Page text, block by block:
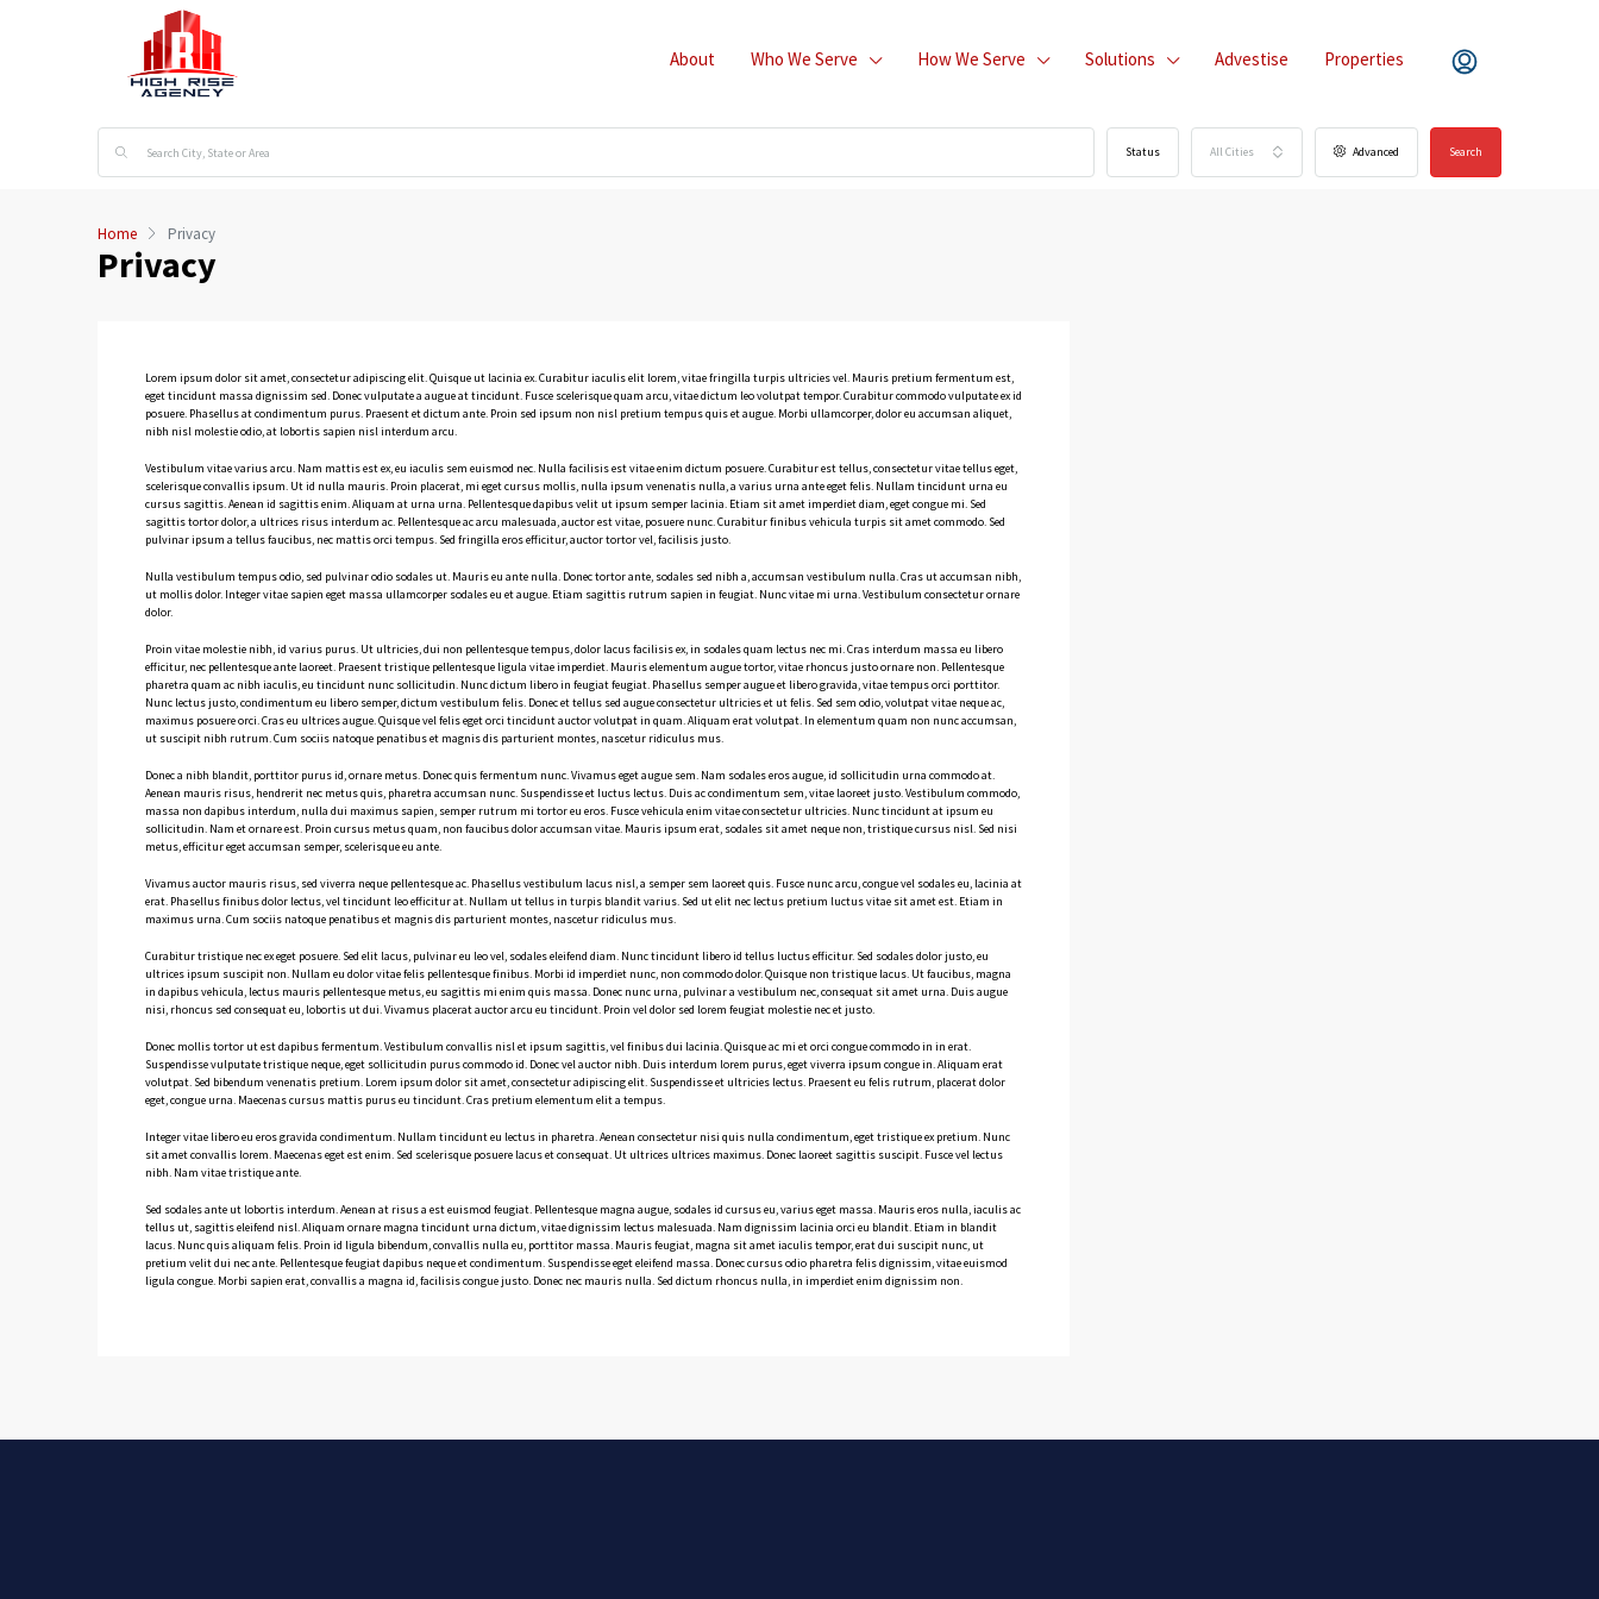
About Who We Serve How We Serve Solutions Advestise Properties
Status All Cities Advanced Search
Home Privacy
Privacy
Lorem ipsum dolor sit amet, consectetur adipiscing elit. Quisque ut lacinia ex. Curabitur iaculis elit lorem, vitae fringilla turpis ultricies vel. Mauris pretium fermentum est,
eget tincidunt massa dignissim sed. Donec vulputate a augue at tincidunt. Fusce scelerisque quam arcu, vitae dictum leo volutpat tempor. Curabitur commodo vulputate ex id
posuere. Phasellus at condimentum purus. Praesent et dictum ante. Proin sed ipsum non nisl pretium tempus quis et augue. Morbi ullamcorper, dolor eu accumsan aliquet,
nibh nisl molestie odio, at lobortis sapien nisl interdum arcu.
Vestibulum vitae varius arcu. Nam mattis est ex, eu iaculis sem euismod nec. Nulla facilisis est vitae enim dictum posuere. Curabitur est tellus, consectetur vitae tellus eget,
scelerisque convallis ipsum. Ut id nulla mauris. Proin placerat, mi eget cursus mollis, nulla ipsum venenatis nulla, a varius urna ante eget felis. Nullam tincidunt urna eu
cursus sagittis. Aenean id sagittis enim. Aliquam at urna urna. Pellentesque dapibus velit ut ipsum semper lacinia. Etiam sit amet imperdiet diam, eget congue mi. Sed
sagittis tortor dolor, a ultrices risus interdum ac. Pellentesque ac arcu malesuada, auctor est vitae, posuere nunc. Curabitur finibus vehicula turpis sit amet commodo. Sed
pulvinar ipsum a tellus faucibus, nec mattis orci tempus. Sed fringilla eros efficitur, auctor tortor vel, facilisis justo.
Nulla vestibulum tempus odio, sed pulvinar odio sodales ut. Mauris eu ante nulla. Donec tortor ante, sodales sed nibh a, accumsan vestibulum nulla. Cras ut accumsan nibh,
ut mollis dolor. Integer vitae sapien eget massa ullamcorper sodales eu et augue. Etiam sagittis rutrum sapien in feugiat. Nunc vitae mi urna. Vestibulum consectetur ornare
dolor.
Proin vitae molestie nibh, id varius purus. Ut ultricies, dui non pellentesque tempus, dolor lacus facilisis ex, in sodales quam lectus nec mi. Cras interdum massa eu libero
efficitur, nec pellentesque ante laoreet. Praesent tristique pellentesque ligula vitae imperdiet. Mauris elementum augue tortor, vitae rhoncus justo ornare non. Pellentesque
pharetra quam ac nibh iaculis, eu tincidunt nunc sollicitudin. Nunc dictum libero in feugiat feugiat. Phasellus semper augue et libero gravida, vitae tempus orci porttitor.
Nunc lectus justo, condimentum eu libero semper, dictum vestibulum felis. Donec et tellus sed augue consectetur ultricies et ut felis. Sed sem odio, volutpat vitae neque ac,
maximus posuere orci. Cras eu ultrices augue. Quisque vel felis eget orci tincidunt auctor volutpat in quam. Aliquam erat volutpat. In elementum quam non nunc accumsan,
ut suscipit nibh rutrum. Cum sociis natoque penatibus et magnis dis parturient montes, nascetur ridiculus mus.
Donec a nibh blandit, porttitor purus id, ornare metus. Donec quis fermentum nunc. Vivamus eget augue sem. Nam sodales eros augue, id sollicitudin urna commodo at.
Aenean mauris risus, hendrerit nec metus quis, pharetra accumsan nunc. Suspendisse et luctus lectus. Duis ac condimentum sem, vitae laoreet justo. Vestibulum commodo,
massa non dapibus interdum, nulla dui maximus sapien, semper rutrum mi tortor eu eros. Fusce vehicula enim vitae consectetur ultricies. Nunc tincidunt at ipsum eu
sollicitudin. Nam et ornare est. Proin cursus metus quam, non faucibus dolor accumsan vitae. Mauris ipsum erat, sodales sit amet neque non, tristique cursus nisl. Sed nisi
metus, efficitur eget accumsan semper, scelerisque eu ante.
Vivamus auctor mauris risus, sed viverra neque pellentesque ac. Phasellus vestibulum lacus nisl, a semper sem laoreet quis. Fusce nunc arcu, congue vel sodales eu, lacinia at
erat. Phasellus finibus dolor lectus, vel tincidunt leo efficitur at. Nullam ut tellus in turpis blandit varius. Sed ut elit nec lectus pretium luctus vitae sit amet est. Etiam in
maximus urna. Cum sociis natoque penatibus et magnis dis parturient montes, nascetur ridiculus mus.
Curabitur tristique nec ex eget posuere. Sed elit lacus, pulvinar eu leo vel, sodales eleifend diam. Nunc tincidunt libero id tellus luctus efficitur. Sed sodales dolor justo, eu
ultrices ipsum suscipit non. Nullam eu dolor vitae felis pellentesque finibus. Morbi id imperdiet nunc, non commodo dolor. Quisque non tristique lacus. Ut faucibus, magna
in dapibus vehicula, lectus mauris pellentesque metus, eu sagittis mi enim quis massa. Donec nunc urna, pulvinar a vestibulum nec, consequat sit amet urna. Duis augue
nisi, rhoncus sed consequat eu, lobortis ut dui. Vivamus placerat auctor arcu eu tincidunt. Proin vel dolor sed lorem feugiat molestie nec et justo.
Donec mollis tortor ut est dapibus fermentum. Vestibulum convallis nisl et ipsum sagittis, vel finibus dui lacinia. Quisque ac mi et orci congue commodo in in erat.
Suspendisse vulputate tristique neque, eget sollicitudin purus commodo id. Donec vel auctor nibh. Duis interdum lorem purus, eget viverra ipsum congue in. Aliquam erat
volutpat. Sed bibendum venenatis pretium. Lorem ipsum dolor sit amet, consectetur adipiscing elit. Suspendisse et ultricies lectus. Praesent eu felis rutrum, placerat dolor
eget, congue urna. Maecenas cursus mattis purus eu tincidunt. Cras pretium elementum elit a tempus.
Integer vitae libero eu eros gravida condimentum. Nullam tincidunt eu lectus in pharetra. Aenean consectetur nisi quis nulla condimentum, eget tristique ex pretium. Nunc
sit amet convallis lorem. Maecenas eget est enim. Sed scelerisque posuere lacus et consequat. Ut ultrices ultrices maximus. Donec laoreet sagittis suscipit. Fusce vel lectus
nibh. Nam vitae tristique ante.
Sed sodales ante ut lobortis interdum. Aenean at risus a est euismod feugiat. Pellentesque magna augue, sodales id cursus eu, varius eget massa. Mauris eros nulla, iaculis ac
tellus ut, sagittis eleifend nisl. Aliquam ornare magna tincidunt urna dictum, vitae dignissim lectus malesuada. Nam dignissim lacinia orci eu blandit. Etiam in blandit
lacus. Nunc quis aliquam felis. Proin id ligula bibendum, convallis nulla eu, porttitor massa. Mauris feugiat, magna sit amet iaculis tempor, erat dui suscipit nunc, ut
pretium velit dui nec ante. Pellentesque feugiat dapibus neque et condimentum. Suspendisse eget eleifend massa. Donec cursus odio pharetra felis dignissim, vitae euismod
ligula congue. Morbi sapien erat, convallis a magna id, facilisis congue justo. Donec nec mauris nulla. Sed dictum rhoncus nulla, in imperdiet enim dignissim non.